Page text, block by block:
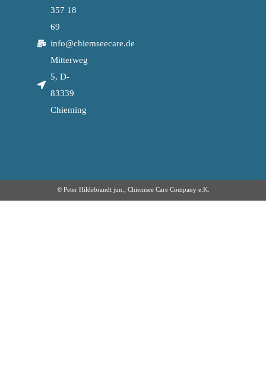
357 18
69
info@chiemseecare.de
Mitterweg
5, D-
83339
Chieming
© Peter Hildebrandt jun., Chiemsee Care Company e.K.